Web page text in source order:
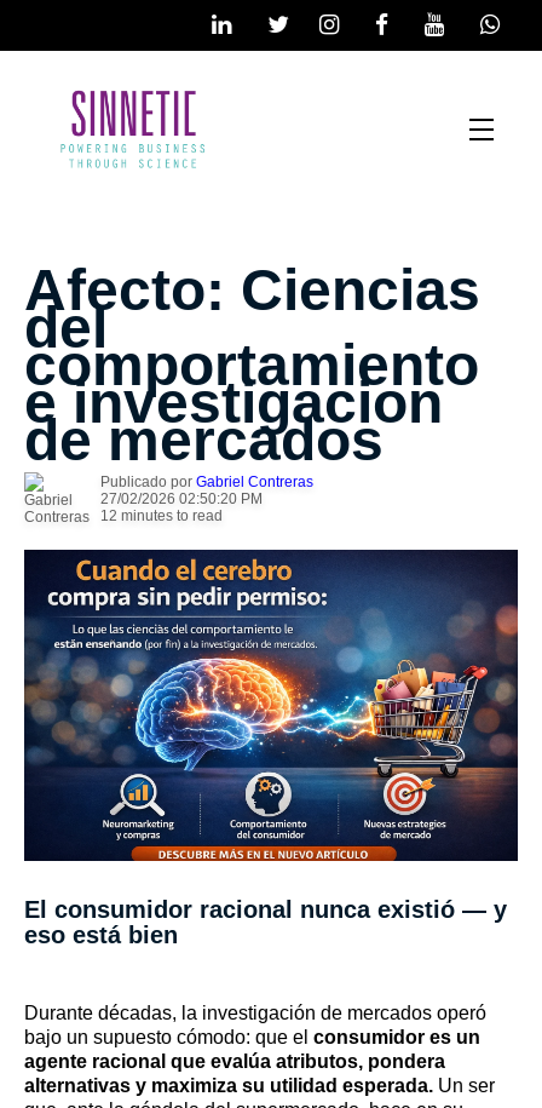
Afecto: Ciencias
del
comportamiento
e investigacion
de mercados
Publicado por Gabriel Contreras
27/02/2026 02:50:20 PM
12 minutes to read
El consumidor racional nunca existió — y
eso está bien
Durante décadas, la investigación de mercados operó
bajo un supuesto cómodo: que el consumidor es un
agente racional que evalúa atributos, pondera
alternativas y maximiza su utilidad esperada. Un ser